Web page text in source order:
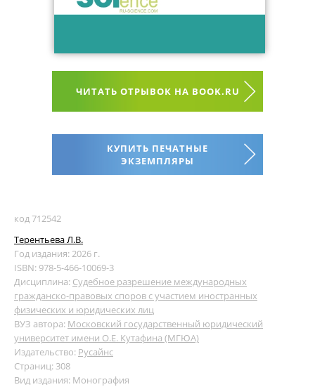
ЧИТАТЬ ОТРЫВОК НА BOOK.RU
КУПИТЬ ПЕЧАТНЫЕ
ЭКЗЕМПЛЯРЫ
код 712542
Терентьева Л.В.
Год издания: 2026 г.
ISBN: 978-5-466-10069-3
Дисциплина: Судебное разрешение международных
гражданско-правовых споров с участием иностранных
физических и юридических лиц
ВУЗ автора: Московский государственный юридический
университет имени О.Е. Кутафина (МГЮА)
Издательство: Русайнс
Страниц: 308
Вид издания: Монография